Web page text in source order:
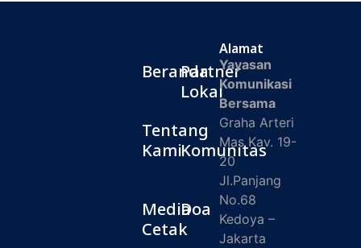
Beranda
Tentang
Kami
Media
Cetak
Partner
Lokal
Komunitas
Doa
Alamat
Yayasan
Komunikasi
Bersama
Graha Arteri
Mas Kav. 19-
20
Jl.Panjang
No.68
Kedoya –
Jakarta